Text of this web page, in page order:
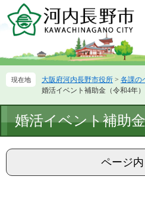
ー
先
ニ
を
て
大阪府河内長野市役所 > 各課の
婚活イベント補助金（令和4年）
文
婚活イベント補助
ページ